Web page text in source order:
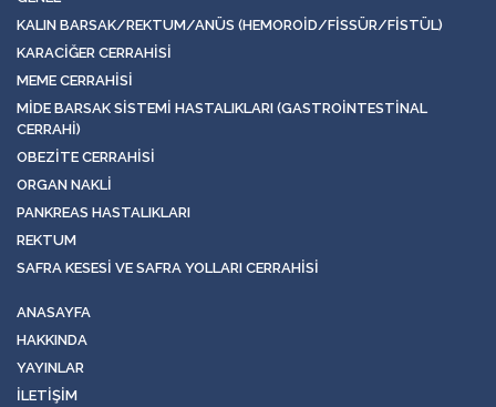
KALIN BARSAK/REKTUM/ANÜS (HEMOROID/FISSÜR/FISTÜL)
KARACIĞER CERRAHISI
MEME CERRAHISI
MIDE BARSAK SISTEMI HASTALIKLARI (GASTROINTESTINAL
CERRAHI)
OBEZITE CERRAHISI
ORGAN NAKLI
PANKREAS HASTALIKLARI
REKTUM
SAFRA KESESI VE SAFRA YOLLARI CERRAHISI
ANASAYFA
HAKKINDA
YAYINLAR
İLETIŞIM